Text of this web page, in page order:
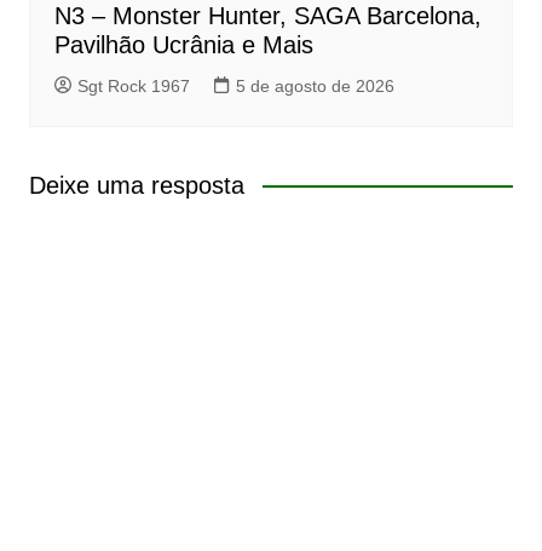
N3 – Monster Hunter, SAGA Barcelona,
Pavilhão Ucrânia e Mais
Sgt Rock 1967 5 de agosto de 2026
Deixe uma resposta